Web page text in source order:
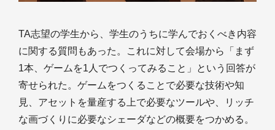
TA志望の学生から、学生のうちに学んでおくべき内容
に関する質問もあった。これに対して会場から「まず
1本、ゲームを1人でつくってみること」という回答が
寄せられた。ゲームをつくることで必要な技術や知
見、アセットを量産する上で必要なツールや、リッチ
な画づくりに必要なシェーダなどの概要をつかめる。